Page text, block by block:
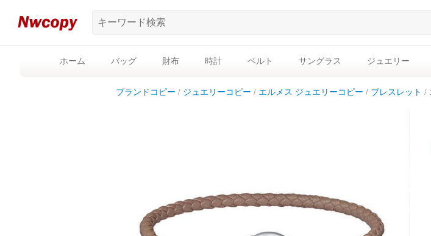
ホーム バッグ 財布 時計 ベルト サングラス ジュエリー
ブランドコピー ジュエリーコピー エルメス ジュエリーコピー ブレスレット